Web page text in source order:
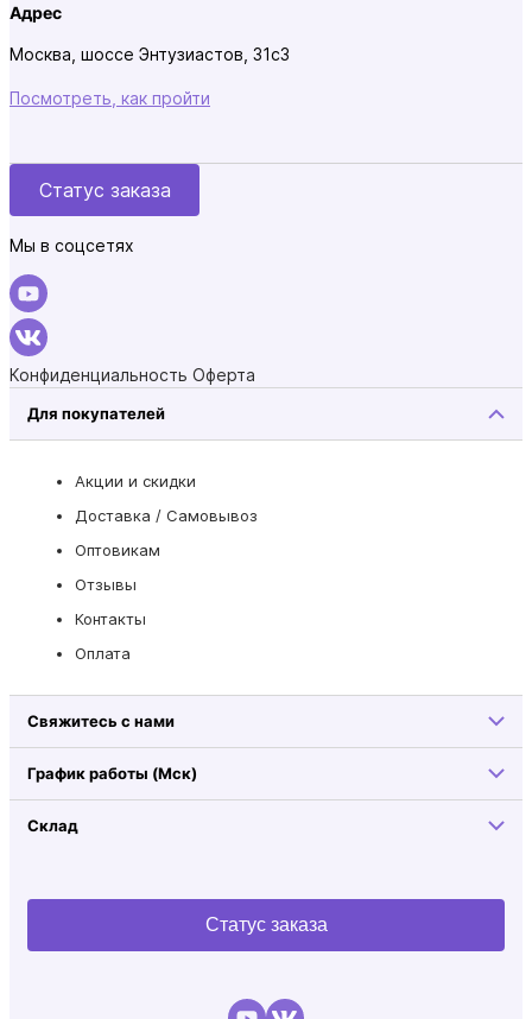
Адрес
Москва, шоссе Энтузиастов, 31с3
Посмотреть, как пройти
Статус заказа
Мы в соцсетях
Конфиденциальность Оферта
Для покупателей
Акции и скидки
Доставка / Самовывоз
Оптовикам
Отзывы
Контакты
Оплата
Свяжитесь с нами
График работы (Мск)
Склад
Статус заказа